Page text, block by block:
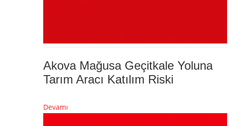
Akova Mağusa Geçitkale Yoluna
Tarım Aracı Katılım Riski
Devamı